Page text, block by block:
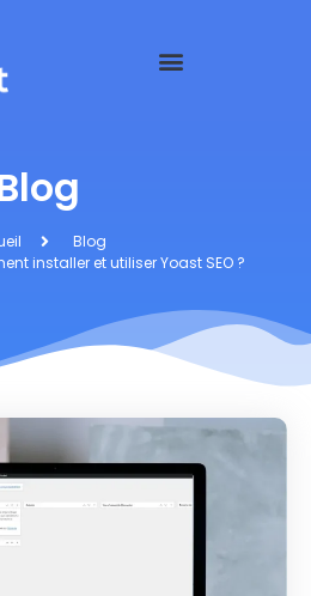
Blog
installer et utiliser Yoast SEO ?